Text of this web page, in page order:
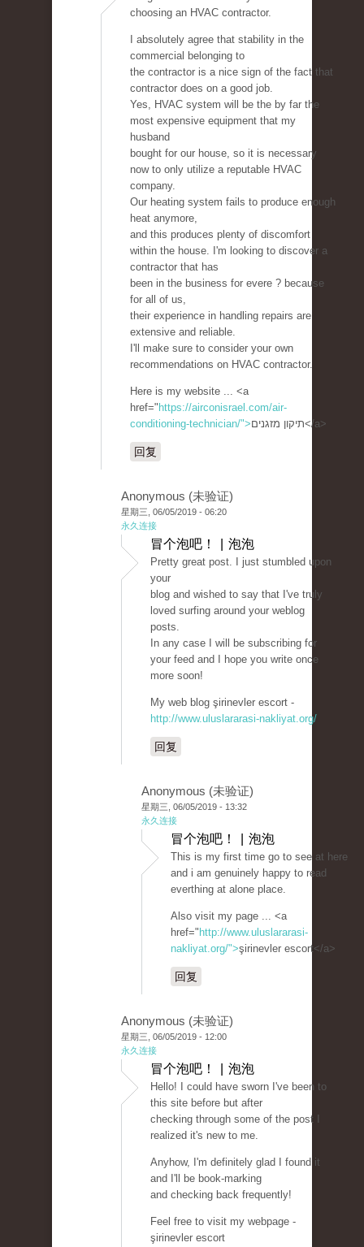
choosing an HVAC contractor.
I absolutely agree that stability in the
commercial belonging to
the contractor is a nice sign of the fact that
contractor does on a good job.
Yes, HVAC system will be the by far the
most expensive equipment that my
husband
bought for our house, so it is necessary
now to only utilize a reputable HVAC
company.
Our heating system fails to produce enough
heat anymore,
and this produces plenty of discomfort
within the house. I'm looking to discover a
contractor that has
been in the business for evere ? because
for all of us,
their experience in handling repairs are
extensive and reliable.
I'll make sure to consider your own
recommendations on HVAC contractor.
Here is my website ... <a
href=" https://airconisrael.com/air-
conditioning-technician/">
תיקון מזגנים</a>
回复
Anonymous (未验证)
星期三, 06/05/2019 - 06:20
永久连接
冒个泡吧！ | 泡泡
Pretty great post. I just stumbled upon
your
blog and wished to say that I've truly
loved surfing around your weblog
posts.
In any case I will be subscribing for
your feed and I hope you write once
more soon!
My web blog şirinevler escort -
http://www.uluslararasi-nakliyat.org/
回复
Anonymous (未验证)
星期三, 06/05/2019 - 13:32
永久连接
冒个泡吧！ | 泡泡
This is my first time go to see at here
and i am genuinely happy to read
everthing at alone place.
Also visit my page ... <a
href=" http://www.uluslararasi-
nakliyat.org/">şirinevler escort</a>
回复
Anonymous (未验证)
星期三, 06/05/2019 - 12:00
永久连接
冒个泡吧！ | 泡泡
Hello! I could have sworn I've been to
this site before but after
checking through some of the post I
realized it's new to me.
Anyhow, I'm definitely glad I found it
and I'll be book-marking
and checking back frequently!
Feel free to visit my webpage -
şirinevler escort